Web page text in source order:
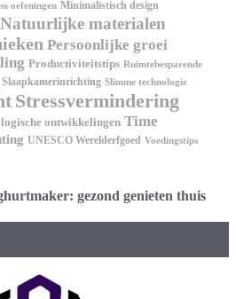
oefeningen Minimalistisch design
Natuurlijke materialen
Persoonlijke groei
Productiviteitstips Ruimtebesparende
Slaapkamerinrichting Slimme technologie
Stressvermindering
ontwikkelingen Time
UNESCO Werelderfgoed Voedingstips
gezond genieten thuis